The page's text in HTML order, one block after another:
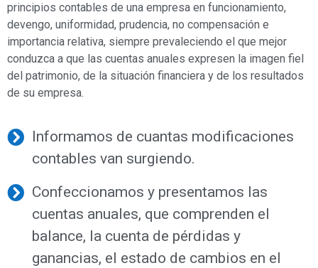
principios contables de una empresa en funcionamiento,
devengo, uniformidad, prudencia, no compensación e
importancia relativa, siempre prevaleciendo el que mejor
conduzca a que las cuentas anuales expresen la imagen fiel
del patrimonio, de la situación financiera y de los resultados
de su empresa.
Informamos de cuantas modificaciones
contables van surgiendo.
Confeccionamos y presentamos las
cuentas anuales, que comprenden el
balance, la cuenta de pérdidas y
ganancias, el estado de cambios en el